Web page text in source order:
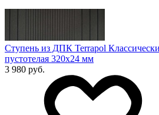
Ступень из ДПК Terrapol
пустотелая 320х24 мм
3 980 руб.